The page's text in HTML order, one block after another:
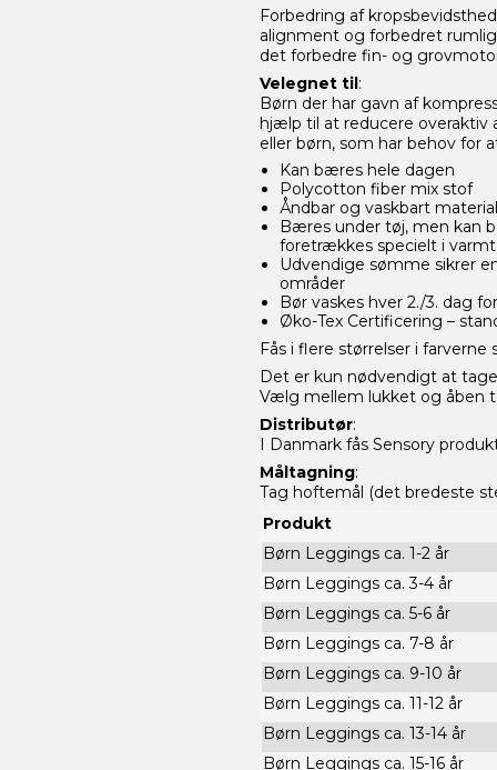
Forbedring af
alignment og forbedret
det forbedre fin- og
Velegnet til :
Børn der har gavn af
hjælp til at reducere
eller børn, som har behov for
Kan bæres hele dagen
Polycotton fiber mix stof
Åndbar og vaskbart
Bæres under tøj, men kan
foretrækkes specielt i
Udvendige sømme sikrer
områder
Bør vaskes hver 2./3. dag
Øko-Tex Certificering –
Fås i flere størrelser i farverne
Det er kun nødvendigt at
Vælg mellem lukket og åben
Distributør:
I Danmark fås Sensory
Måltagning:
Tag hoftemål (det bredeste
Produkt
Børn Leggings ca. 1-2 år
Børn Leggings ca. 3-4 år
Børn Leggings ca. 5-6 år
Børn Leggings ca. 7-8 år
Børn Leggings ca. 9-10 år
Børn Leggings ca. 11-12 år
Børn Leggings ca. 13-14 år
Børn Leggings ca. 15-16 år